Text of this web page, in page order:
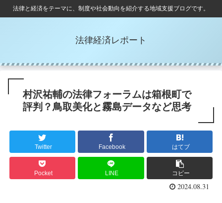
法律と経済をテーマに、制度や社会動向を紹介する地域支援ブログです。
法律経済レポート
村沢祐輔の法律フォーラムは箱根町で
評判？鳥取美化と霧島データなど思考
Twitter Facebook はてブ
Pocket LINE コピー
2024.08.31